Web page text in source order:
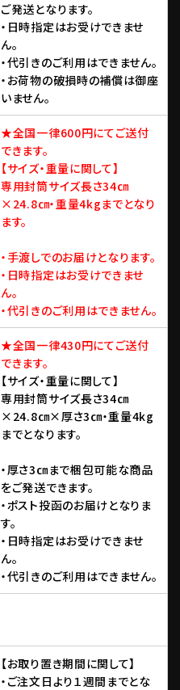
ご発送となります。
・日時指定はお受けできませ
ん。
・代引きのご利用はできません。
・お荷物の破損時の補償は御座
いません。
★全国一律600円にてご送付
できます。
【サイズ・重量に関して】
専用封筒サイズ長さ34㎝
×24.8㎝・重量4kgまでとなり
ます。
・手渡しでのお届けとなります。
・日時指定はお受けできませ
ん。
・代引きのご利用はできません。
★全国一律430円にてご送付
できます。
【サイズ・重量に関して】
専用封筒サイズ長さ34㎝
×24.8㎝×厚さ3㎝・重量4kg
までとなります。
・厚さ3㎝まで梱包可能な商品
をご発送できます。
・ポスト投函のお届けとなりま
す。
・日時指定はお受けできませ
ん。
・代引きのご利用はできません。
【お取り置き期間に関して】
・ご注文日より１週間までとな